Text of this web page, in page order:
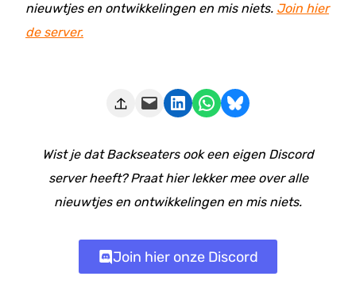
nieuwtjes en ontwikkelingen en mis niets. Join hier
de server.
Deze pagina e-mailen Delen op LinkedIn Delen via WhatsApp Share on Bluesky
Wist je dat Backseaters ook een eigen Discord
server heeft? Praat hier lekker mee over alle
nieuwtjes en ontwikkelingen en mis niets.
Join hier onze Discord